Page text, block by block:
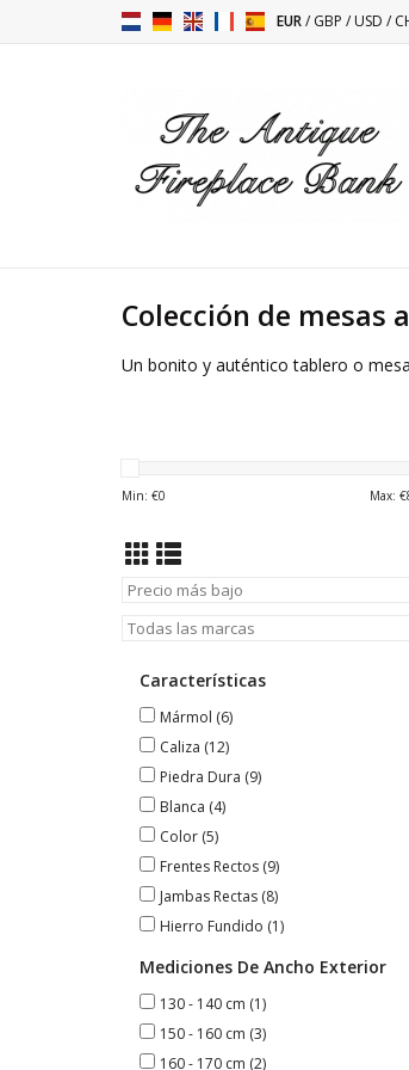
EUR/GBP /USD /
Colección de mesas
Un bonito y auténtico tablero o
Min: €0 Max: €
Características
Mármol (6)
Caliza (12)
Piedra Dura (9)
Blanca (4)
Color (5)
Frentes Rectos (9)
Jambas Rectas (8)
Hierro Fundido (1)
Mediciones De Ancho Exterior
130 - 140 cm (1)
150 - 160 cm (3)
160 - 170 cm (2)